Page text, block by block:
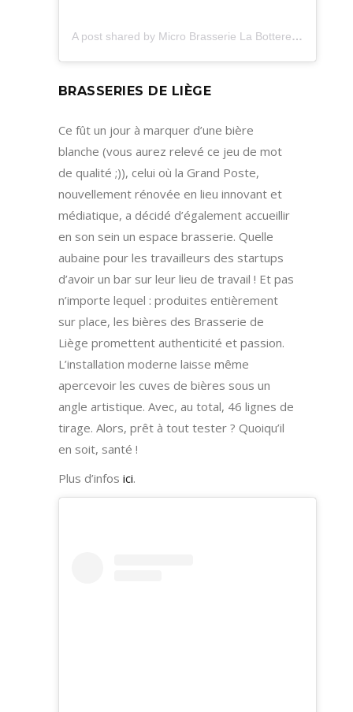
A post shared by Micro Brasserie La Botteresse (@labotteresse)
BRASSERIES DE LIÈGE
Ce fût un jour à marquer d’une bière
blanche (vous aurez relevé ce jeu de mot
de qualité ;)), celui où la Grand Poste,
nouvellement rénovée en lieu innovant et
médiatique, a décidé d’également accueillir
en son sein un espace brasserie. Quelle
aubaine pour les travailleurs des startups
d’avoir un bar sur leur lieu de travail ! Et pas
n’importe lequel : produites entièrement
sur place, les bières des Brasserie de
Liège promettent authenticité et passion.
L’installation moderne laisse même
apercevoir les cuves de bières sous un
angle artistique. Avec, au total, 46 lignes de
tirage. Alors, prêt à tout tester ? Quoiqu’il
en soit, santé !
Plus d’infos ici.